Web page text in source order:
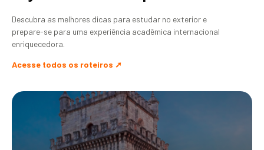
Descubra as melhores dicas para estudar no exterior e
prepare-se para uma experiência acadêmica internacional
enriquecedora.
Acesse todos os roteiros ➚